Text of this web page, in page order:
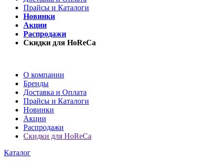
Прайсы и Каталоги
Новинки
Акции
Распродажи
Скидки для HoReCa
О компании
Бренды
Доставка и Оплата
Прайсы и Каталоги
Новинки
Акции
Распродажи
Скидки для HoReCa
Каталог